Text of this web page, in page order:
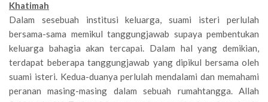
Khatimah
Dalam sesebuah institusi keluarga, suami isteri perlulah
bersama-sama memikul tanggungjawab supaya pembentukan
keluarga bahagia akan tercapai. Dalam hal yang demikian,
terdapat beberapa tanggungjawab yang dipikul bersama oleh
suami isteri. Kedua-duanya perlulah mendalami dan memahami
peranan masing-masing dalam sebuah rumahtangga. Allah